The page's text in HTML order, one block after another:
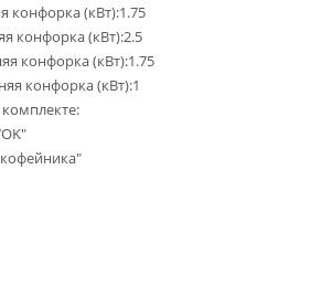
конфорка (кВт):1.75
конфорка (кВт):2.5
конфорка (кВт):1.75
конфорка (кВт):1